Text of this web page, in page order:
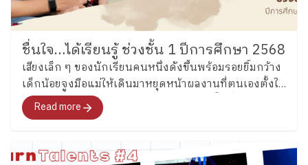
ชื่นใจ…ได้เรียนรู้ ช่วงชั้น 1 ปีการศึกษา 2568
เสียงเล็ก ๆ ของนักเรียนคนหนึ่งดังขึ้นพร้อมรอยยิ้มกว้าง
เด็กน้อยจูงมือแม่ให้เดินมาหยุดหน้าผลงานที่ตนเองตั้งใจ
ทำในภาคเรียนที่ผ่านมา ในขณะเดียวกัน พื้นที่โดยรอบก็
ถูกจับจองโดยครอบครัวอื่น ๆ ที่มาร่วม “ชื่นชมและชื่นใจ”
Read more